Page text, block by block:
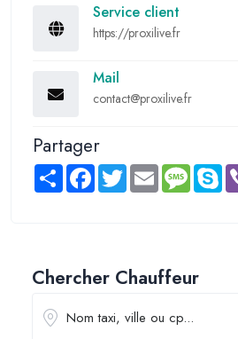
Service client
https://proxilive.fr
Mail
contact@proxilive.fr
Partager
Share FacebookTwitter Email Message
Chercher Chauffeur